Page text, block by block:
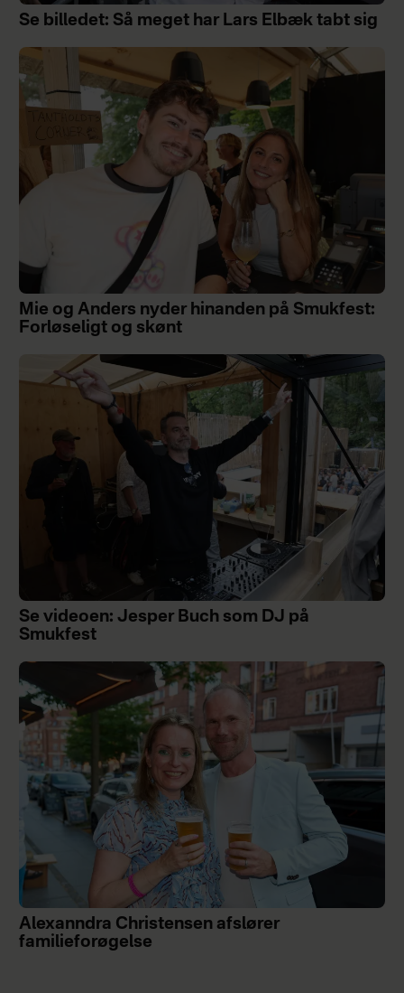
Se billedet: Så meget har Lars Elbæk tabt sig
Mie og Anders nyder hinanden på Smukfest:
Forløseligt og skønt
Se videoen: Jesper Buch som DJ på
Smukfest
Alexanndra Christensen afslører
familieforøgelse